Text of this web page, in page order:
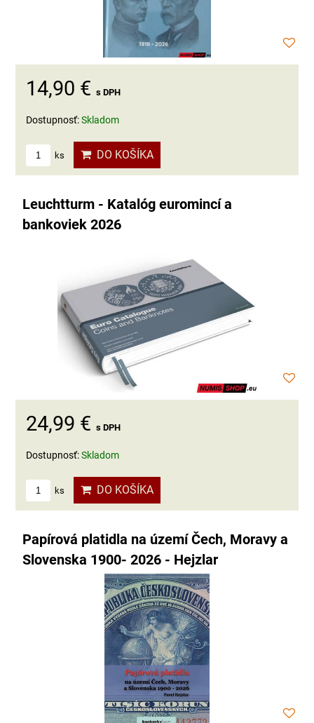
14,90 € s DPH
Dostupnosť:Skladom
ks DO KOŠÍKA
Leuchtturm - Katalóg euromincí a
bankoviek 2026
24,99 € s DPH
Dostupnosť:Skladom
ks DO KOŠÍKA
Papírová platidla na území Čech, Moravy a
Slovenska 1900- 2026 - Hejzlar